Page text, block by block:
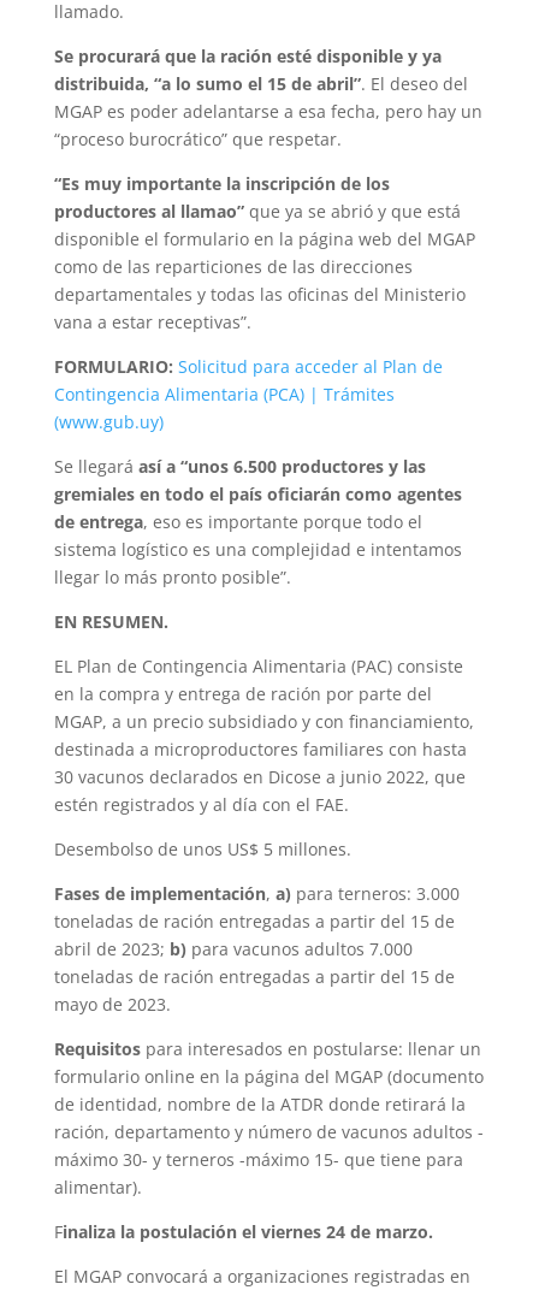
llamado.
Se procurará que la ración esté disponible y ya
distribuida, “a lo sumo el 15 de abril”. El deseo del
MGAP es poder adelantarse a esa fecha, pero hay un
“proceso burocrático” que respetar.
“Es muy importante la inscripción de los
productores al llamao”que ya se abrió y que está
disponible el formulario en la página web del MGAP
como de las reparticiones de las direcciones
departamentales y todas las oficinas del Ministerio
vana a estar receptivas”.
FORMULARIO: Solicitud para acceder al Plan de
Contingencia Alimentaria (PCA) | Trámites
(www.gub.uy)
Se llegará así a “unos 6.500 productores y las
gremiales en todo el país oficiarán como agentes
de entrega, eso es importante porque todo el
sistema logístico es una complejidad e intentamos
llegar lo más pronto posible”.
EN RESUMEN.
EL Plan de Contingencia Alimentaria (PAC) consiste
en la compra y entrega de ración por parte del
MGAP, a un precio subsidiado y con financiamiento,
destinada a microproductores familiares con hasta
30 vacunos declarados en Dicose a junio 2022, que
estén registrados y al día con el FAE.
Desembolso de unos US$ 5 millones.
Fases de implementación, a) para terneros: 3.000
toneladas de ración entregadas a partir del 15 de
abril de 2023; b) para vacunos adultos 7.000
toneladas de ración entregadas a partir del 15 de
mayo de 2023.
Requisitospara interesados en postularse: llenar un
formulario online en la página del MGAP (documento
de identidad, nombre de la ATDR donde retirará la
ración, departamento y número de vacunos adultos -
máximo 30- y terneros -máximo 15- que tiene para
alimentar).
Finaliza la postulación el viernes 24 de marzo.
El MGAP convocará a organizaciones registradas en